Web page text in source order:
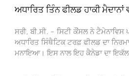
ਅਧਾਰਿਤ ਤਿੰਨ ਫੀਲਡ ਹਾਕੀ
ਸਰੀ, ਬੀ.ਸੀ. – ਸਿਟੀ ਕੌਂਸਲ ਨੇ ਟੈਮੇਨਾਵਿਸ
ਅਧਾਰਿਤ ਸਿੰਥੈਟਿਕ ਟਰਫ਼ ਫੀਲਡ ਦਾ
ਮਨਾਇਆ। ਇਸ ਨਾਲ ਇਹ ਕੈਨੇਡਾ ਦਾ